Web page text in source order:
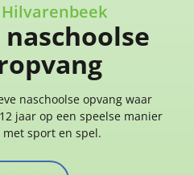
naschoolse opvang waar
jaar op een speelse manier
sport en spel.